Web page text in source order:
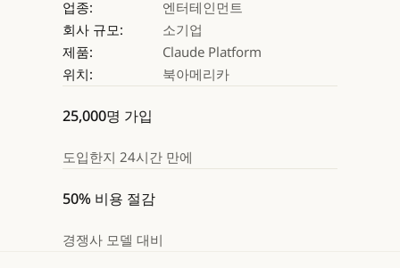
업종:
엔터테인먼트
회사 규모:
소기업
제품:
Claude Platform
위치:
북아메리카
25,000명 가입
도입한지 24시간 만에
50% 비용 절감
경쟁사 모델 대비